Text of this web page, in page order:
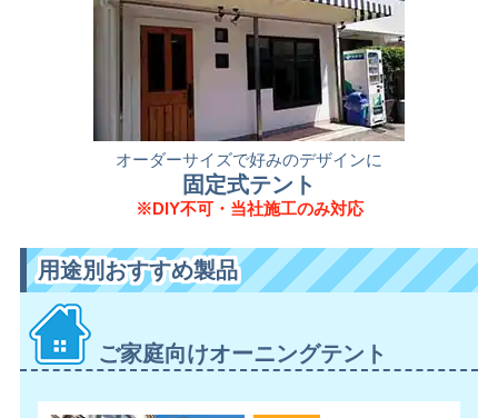
オーダーサイズで好みのデザインに
固定式テント
※DIY不可・当社施工のみ対応
用途別おすすめ製品
ご家庭向けオーニングテント